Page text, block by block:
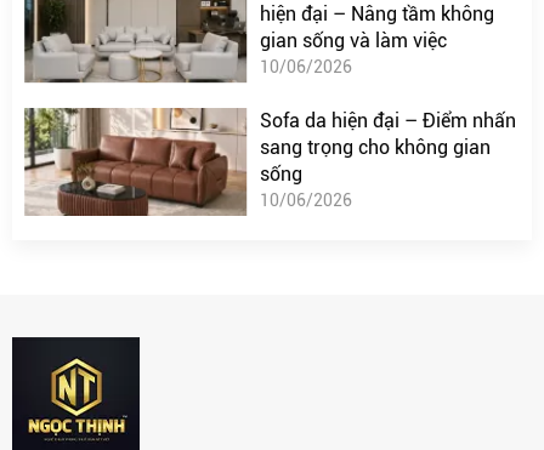
hiện đại – Nâng tầm không
gian sống và làm việc
10/06/2026
Sofa da hiện đại – Điểm nhấn
sang trọng cho không gian
sống
10/06/2026